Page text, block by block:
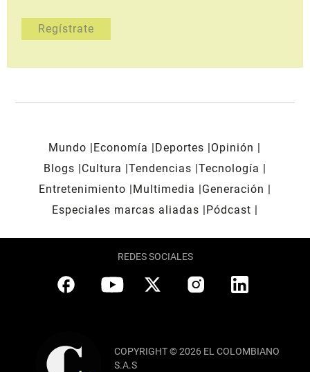
Mundo Economía Deportes
Opinión
Blogs
Cultura Tendencias Tecnología
Entretenimiento
Multimedia
Generación
Especiales marcas aliadas
Pódcast
REDES SOCIALES
COPYRIGHT © 2026 EL COLOMBIANO
S.A.S